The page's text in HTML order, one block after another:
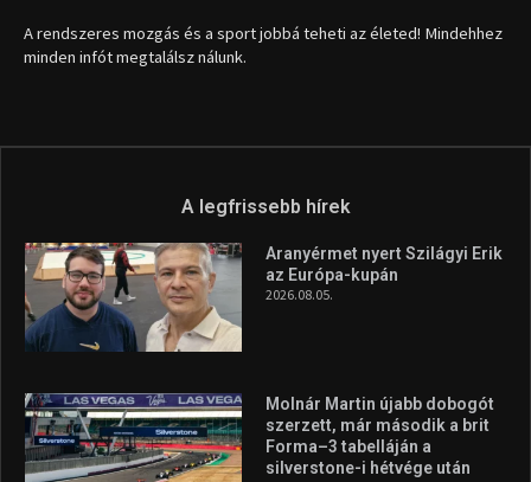
A rendszeres mozgás és a sport jobbá teheti az életed! Mindehhez
minden infót megtalálsz nálunk.
A legfrissebb hírek
Aranyérmet nyert Szilágyi Erik
az Európa-kupán
2026.08.05.
Molnár Martin újabb dobogót
szerzett, már második a brit
Forma–3 tabelláján a
silverstone-i hétvége után